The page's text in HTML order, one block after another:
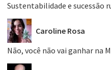
Sustentabilidade e sucessão
Caroline Rosa
Não, você não vai ganhar na